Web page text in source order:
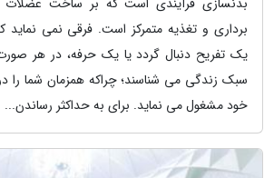
برداری و تغذیه متمرکز است. فرقی نمی نماید
یک تفریح دنبال گردد یا یک حرفه، در هر
سبک زندگی می شناسند؛ چراکه همزمان شما را
خود مشغول می نماید. برای به حداکثر رساندن...